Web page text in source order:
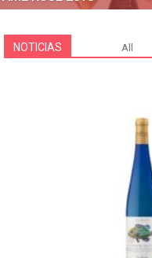
NOTICIAS All